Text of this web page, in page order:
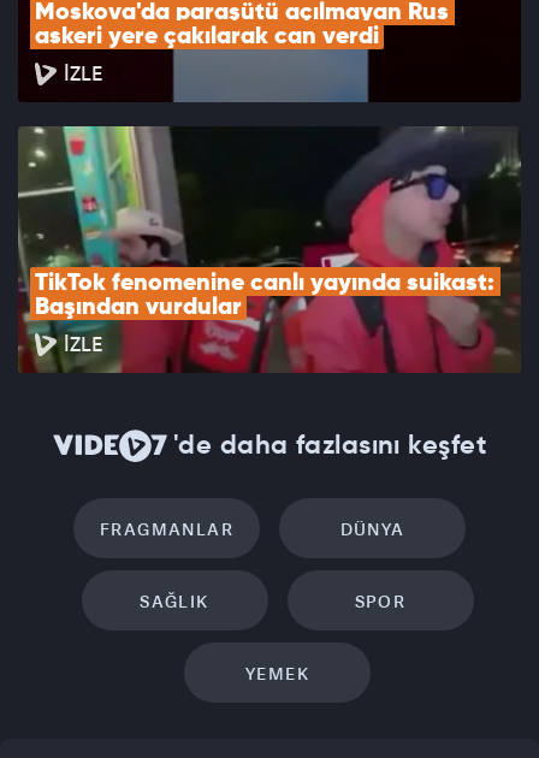
Moskova'da paraşütü açılmayan Rus
askeri yere çakılarak can verdi
İZLE
TikTok fenomenine canlı yayında suikast:
Başından vurdular
İZLE
'de daha fazlasını keşfet
FRAGMANLAR DÜNYA
SAĞLIK SPOR
YEMEK